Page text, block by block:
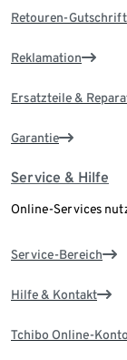
Retouren-Gutschrift
Reklamation
Ersatzteile &
Garantie
Service & Hilfe
Online-Services
Service-Bereich
Hilfe & Kontakt
Tchibo Online-Konto